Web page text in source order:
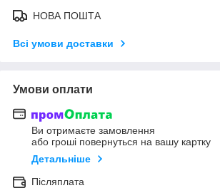
НОВА ПОШТА
Всі умови доставки
Умови оплати
Ви отримаєте замовлення
або гроші повернуться на вашу картку
Детальніше
Післяплата